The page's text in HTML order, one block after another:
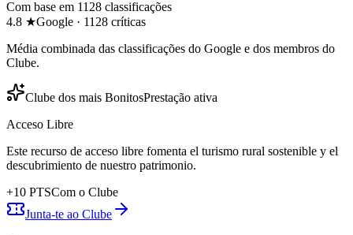
Com base em 1128 classificações
4.8 ★Google · 1128 críticas
Média combinada das classificações do Google e dos membros do
Clube.
Clube dos mais BonitosPrestação ativa
Acceso Libre
Este recurso de acceso libre fomenta el turismo rural sostenible y el
descubrimiento de nuestro patrimonio.
+10 PTSCom o Clube
Junta-te ao Clube